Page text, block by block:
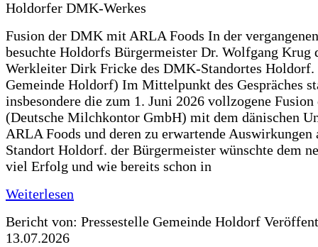
Fusion der DMK mit ARLA Foods In der
besuchte Holdorfs Bürgermeister Dr. Wolfgang Krug
Werkleiter Dirk Fricke des DMK-Standortes Holdorf.
Gemeinde Holdorf) Im Mittelpunkt des Gespräches
insbesondere die zum 1. Juni 2026 vollzogene
(Deutsche Milchkontor GmbH) mit dem dänischen
ARLA Foods und deren zu erwartende Auswirkungen
Standort Holdorf. der Bürgermeister wünschte dem
viel Erfolg und wie bereits schon in
Weiterlesen
Bericht von: Pressestelle Gemeinde Holdorf
13.07.2026